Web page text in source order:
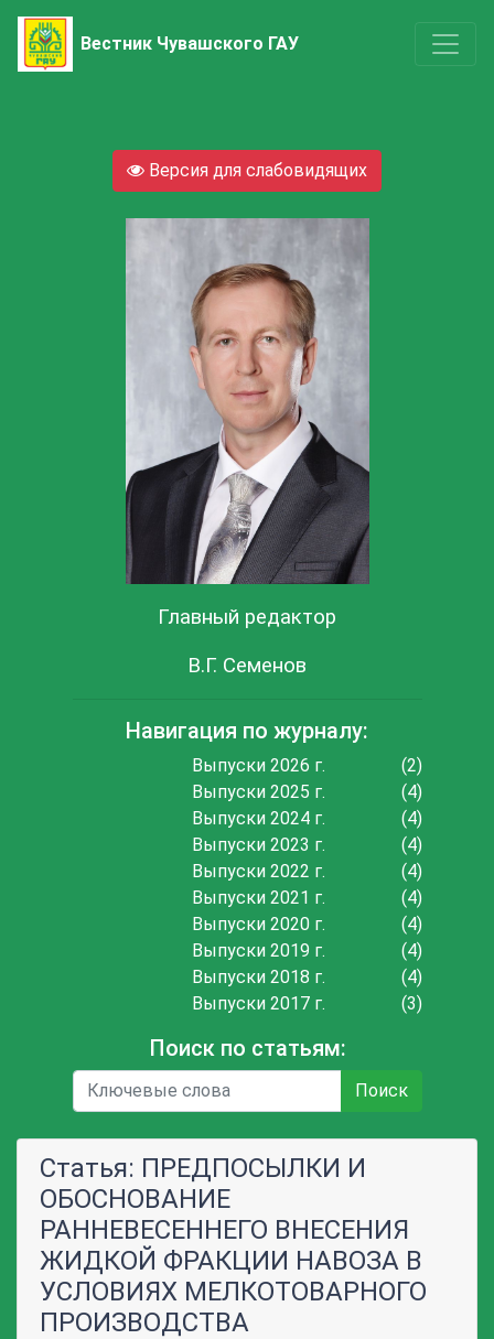
Вестник Чувашского ГАУ
Версия для слабовидящих
Главный редактор
В.Г. Семенов
Навигация по журналу:
Выпуски 2026 г.
(2)
Выпуски 2025 г.
(4)
Выпуски 2024 г.
(4)
Выпуски 2023 г.
(4)
Выпуски 2022 г.
(4)
Выпуски 2021 г.
(4)
Выпуски 2020 г.
(4)
Выпуски 2019 г.
(4)
Выпуски 2018 г.
(4)
Выпуски 2017 г.
(3)
Поиск по статьям:
Поиск
Статья: ПРЕДПОСЫЛКИ И
ОБОСНОВАНИЕ
РАННЕВЕСЕННЕГО ВНЕСЕНИЯ
ЖИДКОЙ ФРАКЦИИ НАВОЗА В
УСЛОВИЯХ МЕЛКОТОВАРНОГО
ПРОИЗВОДСТВА